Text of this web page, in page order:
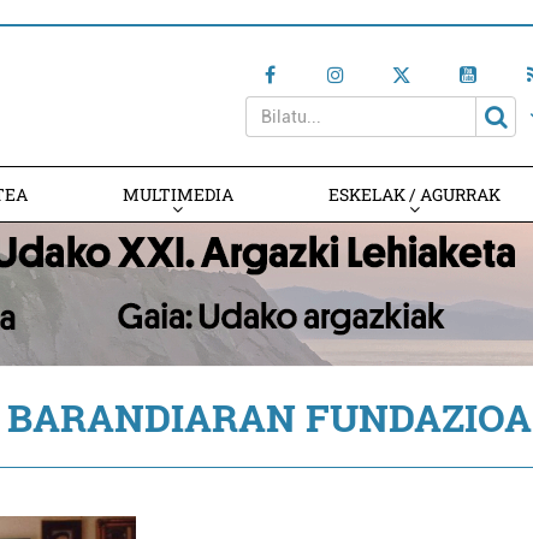
MULTIMEDIA ESKELAK / AGURRAK
BARANDIARAN FUNDAZIOA